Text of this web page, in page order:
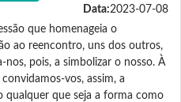
Data:2023-07-08
que homenageia o
ao reencontro, uns dos outros,
pois, a simbolizar o nosso. À
vos, assim, a
qualquer que seja a forma como